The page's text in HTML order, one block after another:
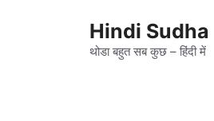
Hindi Sudha
थोडा बहुत सब कुछ – हिंदी में